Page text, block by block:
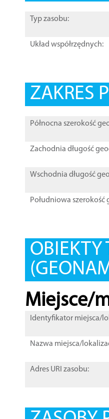
Typ zasobu:
Układ współrzędnych:
ZAKRES
Północna szerokość
Zachodnia długość
Wschodnia długość
Południowa szerokość
OBIEKTY
Miejsce/
Identyfikator miejsca/
Nazwa miejsca/
Adres URI zasobu: